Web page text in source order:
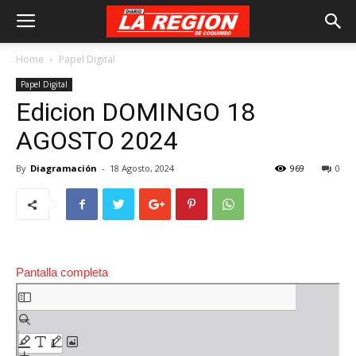
Home Papel Digital
Papel Digital
Edicion DOMINGO 18
AGOSTO 2024
By Diagramación - 18 Agosto, 2024 0
969
Pantalla completa
Saltar
al
contenido